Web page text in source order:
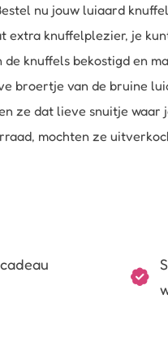
nu jouw luiaard
knuffelplezier, je
de knuffels bekostigd en
broertje van de bruine
ze dat lieve snuitje waar
mochten ze